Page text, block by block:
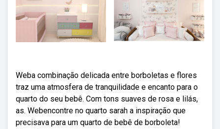
Weba combinação delicada entre borboletas e flores
traz uma atmosfera de tranquilidade e encanto para o
quarto do seu bebê. Com tons suaves de rosa e lilás,
as. Webencontre no quarto sarah a inspiração que
precisava para um quarto de bebê de borboleta!